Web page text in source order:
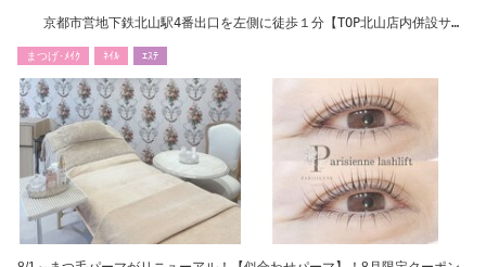
京都市営地下鉄北山駅4番出口を左側に徒歩１分【TOP北山店内併設サロ
まつげ･ﾒｲｸ ﾈｲﾙ ｴｽﾃ